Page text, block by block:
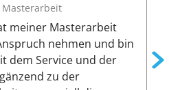
Masterarbeit
meiner Masterarbeit
nehmen und bin
dem Service und der
zu der